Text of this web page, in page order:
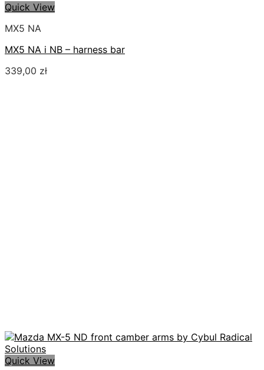
Quick View
MX5 NA
MX5 NA i NB – harness bar
339,00 zł
Quick View